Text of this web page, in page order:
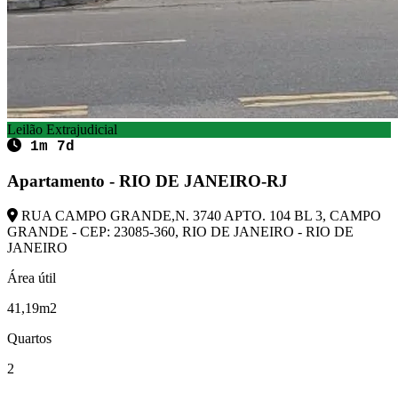
Leilão Extrajudicial
1m 7d
Apartamento - RIO DE JANEIRO-RJ
RUA CAMPO GRANDE,N. 3740 APTO. 104 BL 3, CAMPO
GRANDE - CEP: 23085-360, RIO DE JANEIRO - RIO DE
JANEIRO
Área útil
41,19m2
Quartos
2